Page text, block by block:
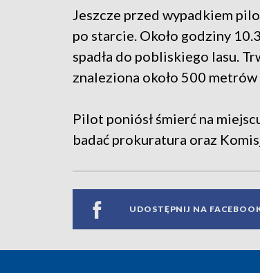
Jeszcze przed wypadkiem
po starcie. Około godziny
spadła do pobliskiego lasu.
znaleziona około 500
Pilot poniósł śmierć na
badać prokuratura oraz
UDOSTĘPNIJ NA